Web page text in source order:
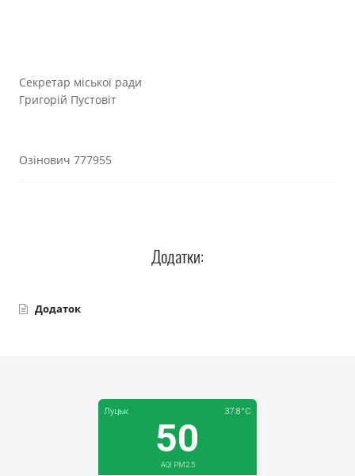
Секретар міської ради
Григорій Пустовіт
Озінович 777955
Додатки:
Додаток